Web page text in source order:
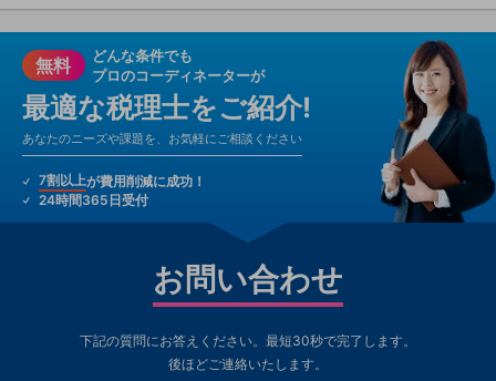
無料
どんな条件でも
プロのコーディネーターが
最適な税理士をご紹介!
あなたのニーズや課題を、お気軽にご相談ください
7割以上が費用削減に成功！
24時間365日受付
お問い合わせ
下記の質問にお答えください。最短30秒で完了します。
後ほどご連絡いたします。